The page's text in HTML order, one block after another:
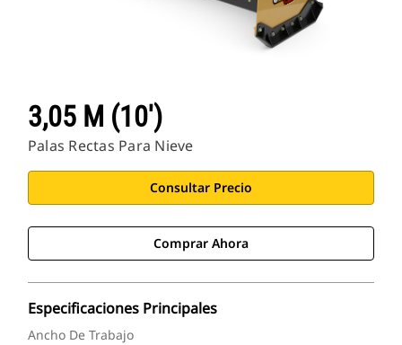
3,05 M (10')
Palas Rectas Para Nieve
Consultar Precio
Comprar Ahora
Especificaciones Principales
Ancho De Trabajo